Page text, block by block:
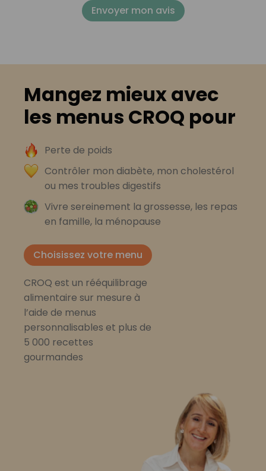
Envoyer mon avis
Mangez mieux avec
les menus CROQ pour
Perte de poids
Contrôler mon diabète, mon cholestérol
ou mes troubles digestifs
Vivre sereinement la grossesse, les repas
en famille, la ménopause
Choisissez votre menu
CROQ est un rééquilibrage
alimentaire sur mesure à
l’aide de menus
personnalisables et plus de
5 000 recettes
gourmandes